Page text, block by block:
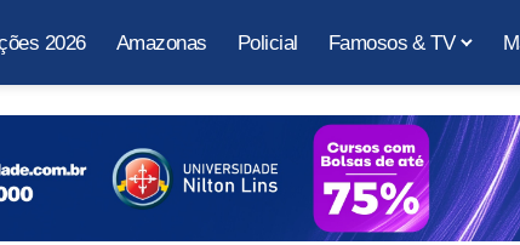
2026 Amazonas Policial Famosos & TV